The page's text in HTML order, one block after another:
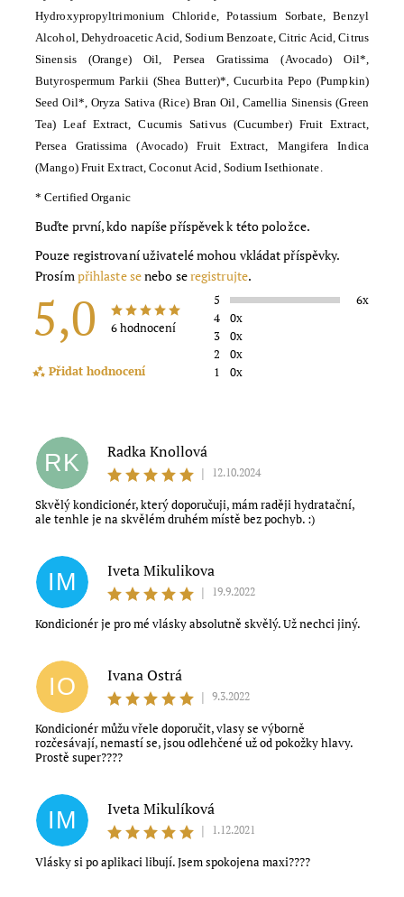
Hydroxypropyltrimonium Chloride, Potassium Sorbate, Benzyl
Alcohol, Dehydroacetic Acid, Sodium Benzoate, Citric Acid, Citrus
Sinensis (Orange) Oil, Persea Gratissima (Avocado) Oil*,
Butyrospermum Parkii (Shea Butter)*, Cucurbita Pepo (Pumpkin)
Seed Oil*, Oryza Sativa (Rice) Bran Oil, Camellia Sinensis (Green
Tea) Leaf Extract, Cucumis Sativus (Cucumber) Fruit Extract,
Persea Gratissima (Avocado) Fruit Extract, Mangifera Indica
(Mango) Fruit Extract, Coconut Acid, Sodium Isethionate.
* Certified Organic
Buďte první, kdo napíše příspěvek k této položce.
Pouze registrovaní uživatelé mohou vkládat příspěvky.
Prosímpřihlaste senebo seregistrujte.
5,0 6 hodnocení
Přidat hodnocení
5
6x
4
0x
3
0x
2
0x
1
0x
RK
Radka Knollová
|
12.10.2024
Skvělý kondicionér, který doporučuji, mám raději hydratační,
ale tenhle je na skvělém druhém místě bez pochyb. :)
IM
Iveta Mikulikova
|
19.9.2022
Kondicionér je pro mé vlásky absolutně skvělý. Už nechci jiný.
IO
Ivana Ostrá
| 9.3.2022
Kondicionér můžu vřele doporučit, vlasy se výborně
rozčesávají, nemastí se, jsou odlehčené už od pokožky hlavy.
Prostě super????
IM
Iveta Mikulíková
|
1.12.2021
Vlásky si po aplikaci libují. Jsem spokojena maxi????